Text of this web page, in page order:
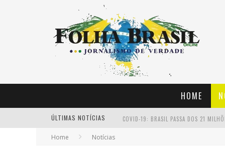
HOME
ÚLTIMAS NOTÍCIAS COVID-19: BRASIL PASSA DOS 21
Home Notícias